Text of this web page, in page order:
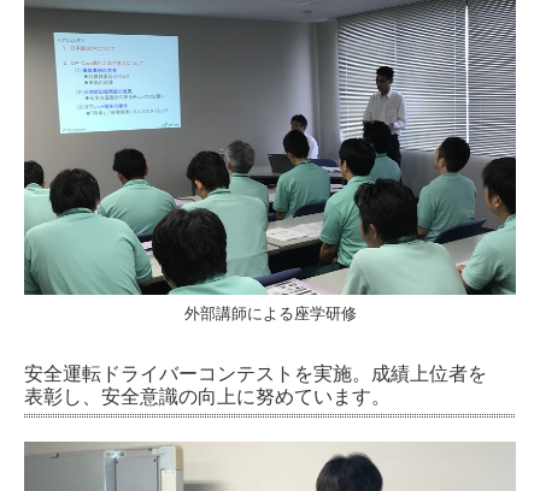
外部講師による座学研修
安全運転ドライバーコンテストを実施。成績上位者を
表彰し、安全意識の向上に努めています。